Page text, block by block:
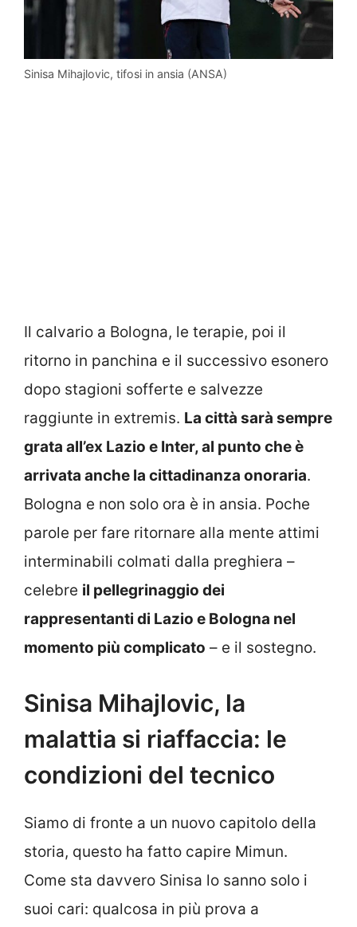
Sinisa Mihajlovic, tifosi in ansia (ANSA)
Il calvario a Bologna, le terapie, poi il
ritorno in panchina e il successivo esonero
dopo stagioni sofferte e salvezze
raggiunte in extremis. La città sarà sempre
grata all’ex Lazio e Inter, al punto che è
arrivata anche la cittadinanza onoraria.
Bologna e non solo ora è in ansia. Poche
parole per fare ritornare alla mente attimi
interminabili colmati dalla preghiera –
celebre il pellegrinaggio dei
rappresentanti di Lazio e Bologna nel
momento più complicato – e il sostegno.
Sinisa Mihajlovic, la
malattia si riaffaccia: le
condizioni del tecnico
Siamo di fronte a un nuovo capitolo della
storia, questo ha fatto capire Mimun.
Come sta davvero Sinisa lo sanno solo i
suoi cari: qualcosa in più prova a